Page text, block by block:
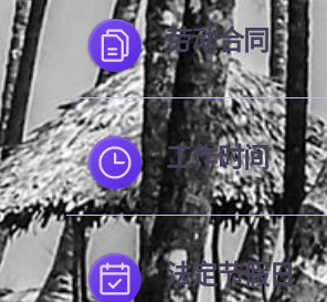
劳动合同
工作时间
法定节假日